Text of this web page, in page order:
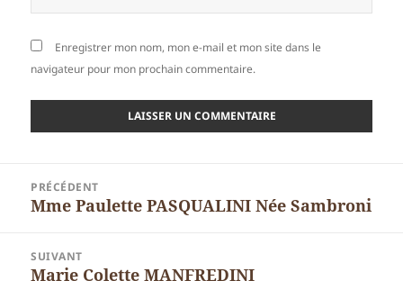
Enregistrer mon nom, mon e-mail et mon site dans le
navigateur pour mon prochain commentaire.
l’article
PRÉCÉDENT
Article
Mme Paulette PASQUALINI Née Sambroni
SUIVANT
Article
Marie Colette MANFREDINI